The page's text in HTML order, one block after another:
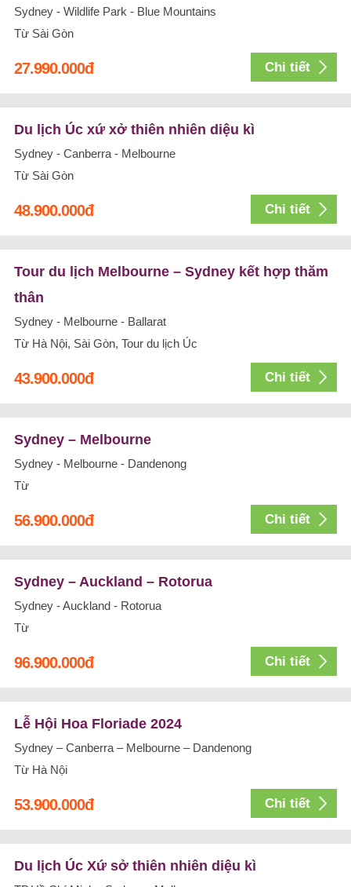
Sydney - Wildlife Park - Blue Mountains
Từ Sài Gòn
27.990.000đ Chi tiết
Du lịch Úc xứ xở thiên nhiên diệu kì
Sydney - Canberra - Melbourne
Từ Sài Gòn
48.900.000đ Chi tiết
Tour du lịch Melbourne – Sydney kết hợp thăm
thân
Sydney - Melbourne - Ballarat
Từ Hà Nội, Sài Gòn, Tour du lịch Úc
43.900.000đ Chi tiết
Sydney – Melbourne
Sydney - Melbourne - Dandenong
Từ
56.900.000đ Chi tiết
Sydney – Auckland – Rotorua
Sydney - Auckland - Rotorua
Từ
96.900.000đ Chi tiết
Lễ Hội Hoa Floriade 2024
Sydney – Canberra – Melbourne – Dandenong
Từ Hà Nội
53.900.000đ Chi tiết
Du lịch Úc Xứ sở thiên nhiên diệu kì